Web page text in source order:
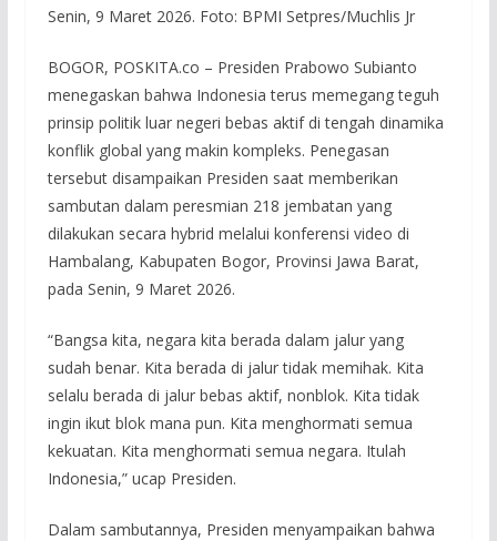
Senin, 9 Maret 2026. Foto: BPMI Setpres/Muchlis Jr
BOGOR, POSKITA.co – Presiden Prabowo Subianto
menegaskan bahwa Indonesia terus memegang teguh
prinsip politik luar negeri bebas aktif di tengah dinamika
konflik global yang makin kompleks. Penegasan
tersebut disampaikan Presiden saat memberikan
sambutan dalam peresmian 218 jembatan yang
dilakukan secara hybrid melalui konferensi video di
Hambalang, Kabupaten Bogor, Provinsi Jawa Barat,
pada Senin, 9 Maret 2026.
“Bangsa kita, negara kita berada dalam jalur yang
sudah benar. Kita berada di jalur tidak memihak. Kita
selalu berada di jalur bebas aktif, nonblok. Kita tidak
ingin ikut blok mana pun. Kita menghormati semua
kekuatan. Kita menghormati semua negara. Itulah
Indonesia,” ucap Presiden.
Dalam sambutannya, Presiden menyampaikan bahwa